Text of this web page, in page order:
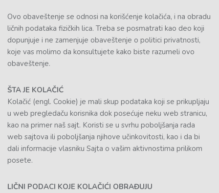
Ovo obaveštenje se odnosi na korišćenje kolačića, i na obradu
ličnih podataka fizičkih lica. Treba se posmatrati kao deo koji
dopunjuje i ne zamenjuje obaveštenje o politici privatnosti,
koje vas molimo da konsultujete kako biste razumeli ovo
obaveštenje.
ŠTA JE KOLAČIĆ
Kolačić (engl. Cookie) je mali skup podataka koji se prikupljaju
u web pregledaču korisnika dok posećuje neku web stranicu,
kao na primer naš sajt. Koristi se u svrhu poboljšanja rada
web sajtova ili poboljšanja njihove učinkovitosti, kao i da bi
dali informacije vlasniku Sajta o vašim aktivnostima prilikom
posete.
LIČNI PODACI KOJE KOLAČIĆI OBRAĐUJU